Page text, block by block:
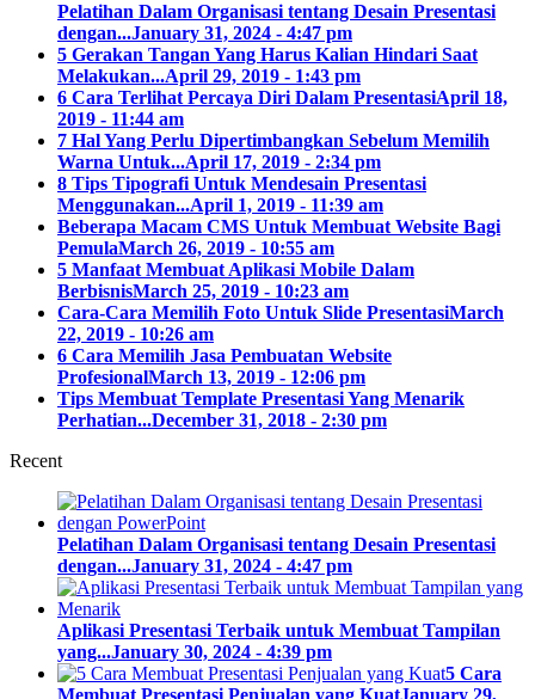
Pelatihan Dalam Organisasi tentang Desain Presentasi
dengan...January 31, 2024 - 4:47 pm
5 Gerakan Tangan Yang Harus Kalian Hindari Saat
Melakukan...April 29, 2019 - 1:43 pm
6 Cara Terlihat Percaya Diri Dalam PresentasiApril 18,
2019 - 11:44 am
7 Hal Yang Perlu Dipertimbangkan Sebelum Memilih
Warna Untuk...April 17, 2019 - 2:34 pm
8 Tips Tipografi Untuk Mendesain Presentasi
Menggunakan...April 1, 2019 - 11:39 am
Beberapa Macam CMS Untuk Membuat Website Bagi
PemulaMarch 26, 2019 - 10:55 am
5 Manfaat Membuat Aplikasi Mobile Dalam
BerbisnisMarch 25, 2019 - 10:23 am
Cara-Cara Memilih Foto Untuk Slide PresentasiMarch
22, 2019 - 10:26 am
6 Cara Memilih Jasa Pembuatan Website
ProfesionalMarch 13, 2019 - 12:06 pm
Tips Membuat Template Presentasi Yang Menarik
Perhatian...December 31, 2018 - 2:30 pm
Recent
Pelatihan Dalam Organisasi tentang Desain Presentasi
dengan...January 31, 2024 - 4:47 pm
Aplikasi Presentasi Terbaik untuk Membuat Tampilan
yang...January 30, 2024 - 4:39 pm
5 Cara
Membuat Presentasi Penjualan yang KuatJanuary 29,